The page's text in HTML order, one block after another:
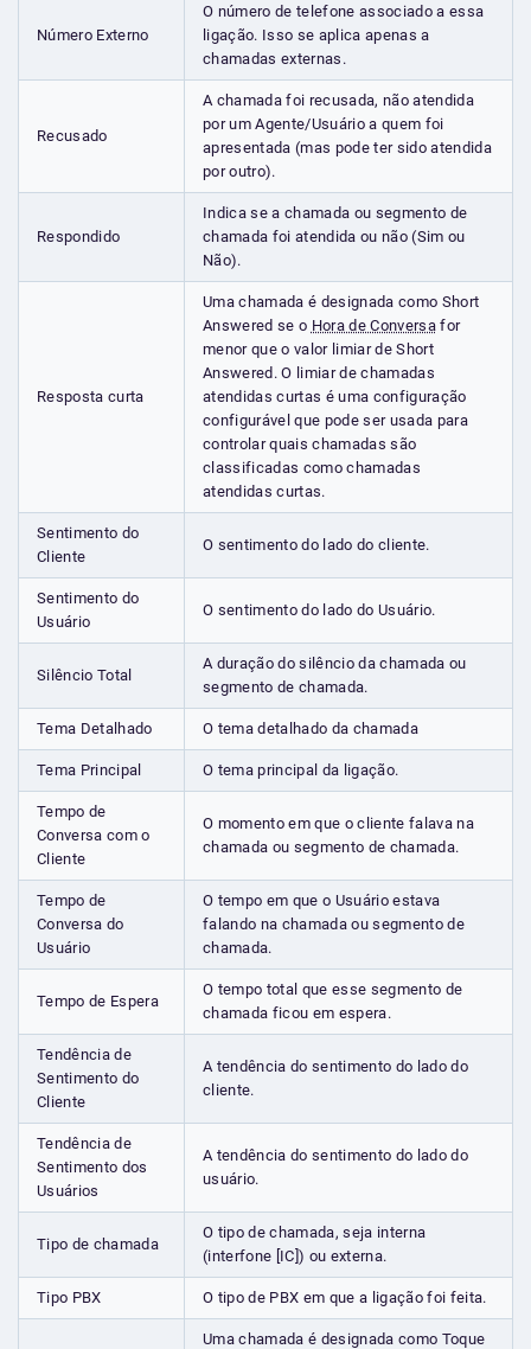
Número Externo
O número de telefone associado a essa
ligação. Isso se aplica apenas a
chamadas externas.
Recusado
A chamada foi recusada, não atendida
por um Agente/Usuário a quem foi
apresentada (mas pode ter sido atendida
por outro).
Respondido
Indica se a chamada ou segmento de
chamada foi atendida ou não (Sim ou
Não).
Resposta curta
Uma chamada é designada como Short
Answered se o Hora de Conversafor
menor que o valor limiar de Short
Answered. O limiar de chamadas
atendidas curtas é uma configuração
configurável que pode ser usada para
controlar quais chamadas são
classificadas como chamadas
atendidas curtas.
Sentimento do
Cliente
O sentimento do lado do cliente.
Sentimento do
Usuário
O sentimento do lado do Usuário.
Silêncio Total
A duração do silêncio da chamada ou
segmento de chamada.
Tema Detalhado O tema detalhado da chamada
Tema Principal O tema principal da ligação.
Tempo de
Conversa com o
Cliente
O momento em que o cliente falava na
chamada ou segmento de chamada.
Tempo de
Conversa do
Usuário
O tempo em que o Usuário estava
falando na chamada ou segmento de
chamada.
Tempo de Espera
O tempo total que esse segmento de
chamada ficou em espera.
Tendência de
Sentimento do
Cliente
A tendência do sentimento do lado do
cliente.
Tendência de
Sentimento dos
Usuários
A tendência do sentimento do lado do
usuário.
Tipo de chamada
O tipo de chamada, seja interna
(interfone [IC]) ou externa.
Tipo PBX O tipo de PBX em que a ligação foi feita.
Uma chamada é designada como Toque